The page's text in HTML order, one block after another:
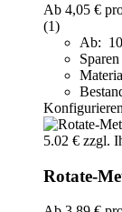
Ab 4,05 €
(1)
Ab:
Konfigurieren
Rotate-